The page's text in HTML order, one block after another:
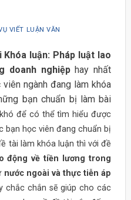
VIẾT LUẬN VĂN
Khóa luận: Pháp luật lao
doanh nghiệphay nhất
ngành đang làm khóa
bạn chuẩn bị làm bài
để có thể tìm hiểu được
bạn học viên đang chuẩn bị
tài làm khóa luận thì với đề
động về tiền lương trong
ngoài và thực tiễn áp
chắc chắn sẽ giúp cho các